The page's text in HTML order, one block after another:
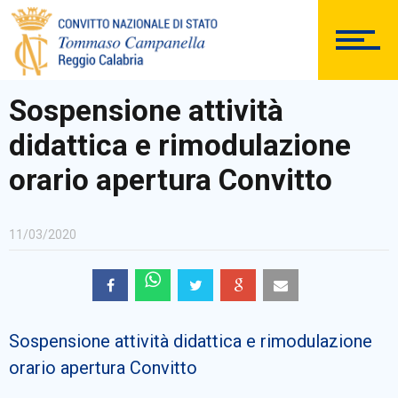
SEGRETERIA
DOCUMENTAZIONE
Comunicazioni Esterne
Sospensione attività
didattica e rimodulazione
orario apertura Convitto
11/03/2020
Sospensione attività didattica e rimodulazione
orario apertura Convitto